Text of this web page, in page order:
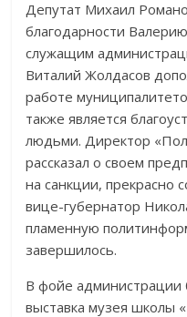
Депутат Михаил
благодарности
служащим
Виталий Жолдасов
работе
также является
людьми. Директор
рассказал о своем
на санкции, прекрасно
вице-губернатор
пламенную
завершилось.
В фойе администрации
выставка музея школы